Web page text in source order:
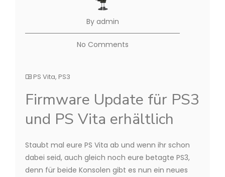
By admin
No Comments
PS Vita, PS3
Firmware Update für PS3
und PS Vita erhältlich
Staubt mal eure PS Vita ab und wenn ihr schon
dabei seid, auch gleich noch eure betagte PS3,
denn für beide Konsolen gibt es nun ein neues